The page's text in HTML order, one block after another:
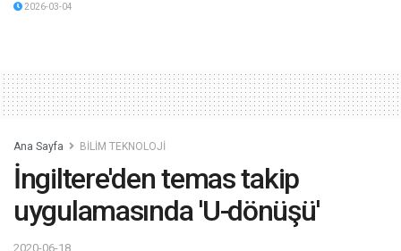
2026-03-04
Ana Sayfa BİLİM TEKNOLOJİ
İngiltere'den temas takip
uygulamasında 'U-dönüşü'
2020-06-18